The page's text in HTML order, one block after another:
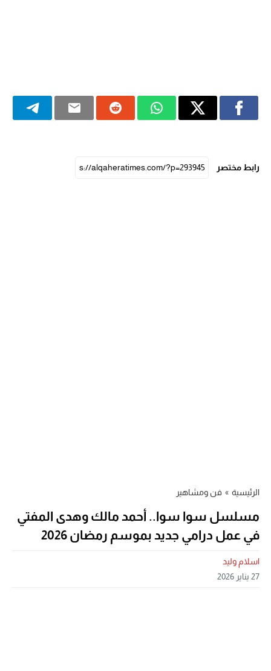
رابط مختصر
الرئيسية » فن ومشاهير
مسلسل سوا سوا.. أحمد مالك وهدى المفتي
في عمل درامي جديد بموسم رمضان 2026
اسلام وليد
27 يناير 2026